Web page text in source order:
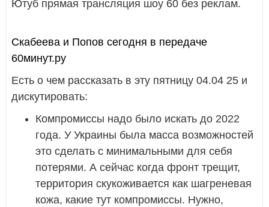
Ютуб прямая трансляция шоу 60 без реклам.
Скабеева и Попов сегодня в передаче
60минут.ру
Есть о чем рассказать в эту пятницу 04.04 25 и
дискутировать:
Компромиссы надо было искать до 2022
года. У Украины была масса возможностей
это сделать с минимальными для себя
потерями. А сейчас когда фронт трещит,
территория скукоживается как шагреневая
кожа, какие тут компромиссы. Нужно,